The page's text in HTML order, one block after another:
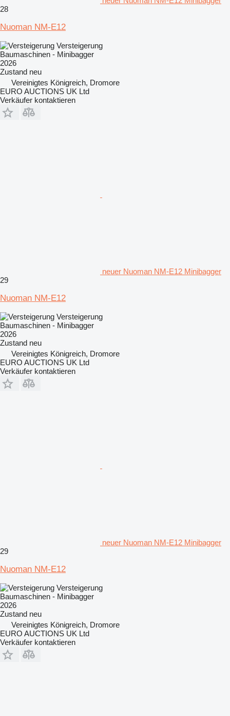
28
Nuoman NM-E12
Versteigerung
Baumaschinen - Minibagger
2026
Zustand neu
Vereinigtes Königreich, Dromore
EURO AUCTIONS UK Ltd
Verkäufer kontaktieren
neuer Nuoman NM-E12 Minibagger
29
Nuoman NM-E12
Versteigerung
Baumaschinen - Minibagger
2026
Zustand neu
Vereinigtes Königreich, Dromore
EURO AUCTIONS UK Ltd
Verkäufer kontaktieren
neuer Nuoman NM-E12 Minibagger
29
Nuoman NM-E12
Versteigerung
Baumaschinen - Minibagger
2026
Zustand neu
Vereinigtes Königreich, Dromore
EURO AUCTIONS UK Ltd
Verkäufer kontaktieren